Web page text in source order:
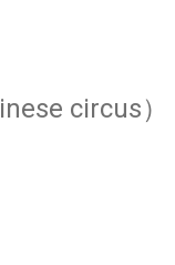
circus）